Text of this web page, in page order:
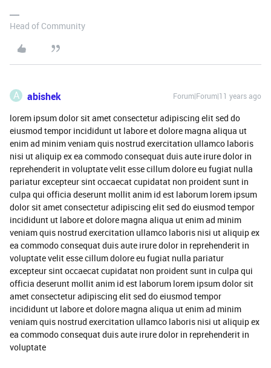
Head of Community
A abishek Forum|Forum|11 years ago
lorem ipsum dolor sit amet consectetur adipiscing elit sed do
eiusmod tempor incididunt ut labore et dolore magna aliqua ut
enim ad minim veniam quis nostrud exercitation ullamco laboris
nisi ut aliquip ex ea commodo consequat duis aute irure dolor in
reprehenderit in voluptate velit esse cillum dolore eu fugiat nulla
pariatur excepteur sint occaecat cupidatat non proident sunt in
culpa qui officia deserunt mollit anim id est laborum lorem ipsum
dolor sit amet consectetur adipiscing elit sed do eiusmod tempor
incididunt ut labore et dolore magna aliqua ut enim ad minim
veniam quis nostrud exercitation ullamco laboris nisi ut aliquip ex
ea commodo consequat duis aute irure dolor in reprehenderit in
voluptate velit esse cillum dolore eu fugiat nulla pariatur
excepteur sint occaecat cupidatat non proident sunt in culpa qui
officia deserunt mollit anim id est laborum lorem ipsum dolor sit
amet consectetur adipiscing elit sed do eiusmod tempor
incididunt ut labore et dolore magna aliqua ut enim ad minim
veniam quis nostrud exercitation ullamco laboris nisi ut aliquip ex
ea commodo consequat duis aute irure dolor in reprehenderit in
voluptate